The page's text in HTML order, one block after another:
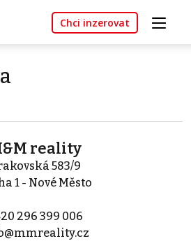
Chci inzerovat
reality
583/9
1 - Nové Město
296 399 006